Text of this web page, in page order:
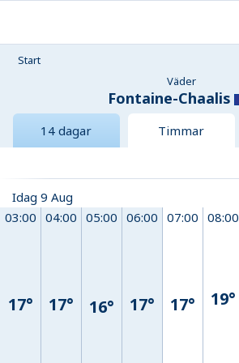
Start
Väder
Fontaine-Chaalis
14 dagar Timmar
Idag 9 Aug
03:00
17°
04:00
17°
05:00
16°
06:00
17°
07:00
17°
08:00
19°